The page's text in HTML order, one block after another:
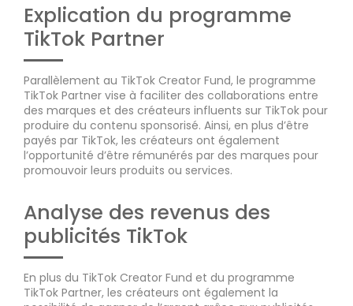
Explication du programme
TikTok Partner
Parallèlement au TikTok Creator Fund, le programme
TikTok Partner vise à faciliter des collaborations entre
des marques et des créateurs influents sur TikTok pour
produire du contenu sponsorisé. Ainsi, en plus d’être
payés par TikTok, les créateurs ont également
l’opportunité d’être rémunérés par des marques pour
promouvoir leurs produits ou services.
Analyse des revenus des
publicités TikTok
En plus du TikTok Creator Fund et du programme
TikTok Partner, les créateurs ont également la